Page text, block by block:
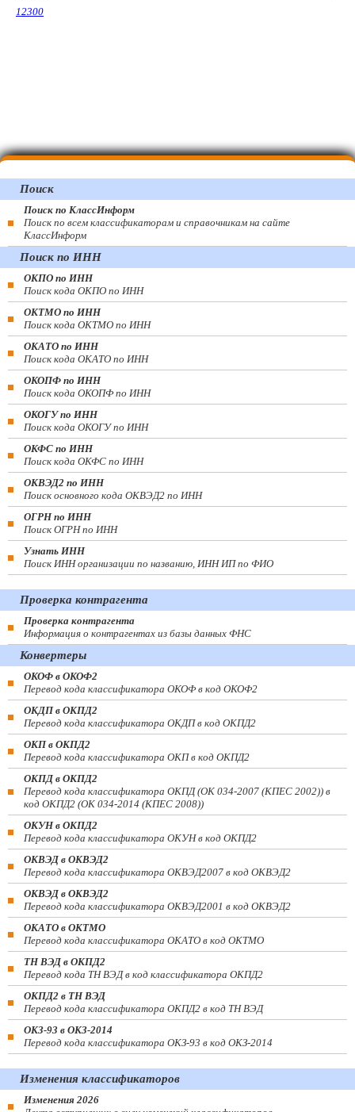
12300
Поиск
Поиск по КлассИнформ
Поиск по всем классификаторам и справочникам на сайте
КлассИнформ
Поиск по ИНН
ОКПО по ИНН
Поиск кода ОКПО по ИНН
ОКТМО по ИНН
Поиск кода ОКТМО по ИНН
ОКАТО по ИНН
Поиск кода ОКАТО по ИНН
ОКОПФ по ИНН
Поиск кода ОКОПФ по ИНН
ОКОГУ по ИНН
Поиск кода ОКОГУ по ИНН
ОКФС по ИНН
Поиск кода ОКФС по ИНН
ОКВЭД2 по ИНН
Поиск основного кода ОКВЭД2 по ИНН
ОГРН по ИНН
Поиск ОГРН по ИНН
Узнать ИНН
Поиск ИНН организации по названию, ИНН ИП по ФИО
Проверка контрагента
Проверка контрагента
Информация о контрагентах из базы данных ФНС
Конвертеры
ОКОФ в ОКОФ2
Перевод кода классификатора ОКОФ в код ОКОФ2
ОКДП в ОКПД2
Перевод кода классификатора ОКДП в код ОКПД2
ОКП в ОКПД2
Перевод кода классификатора ОКП в код ОКПД2
ОКПД в ОКПД2
Перевод кода классификатора ОКПД (ОК 034-2007 (КПЕС 2002)) в
код ОКПД2 (ОК 034-2014 (КПЕС 2008))
ОКУН в ОКПД2
Перевод кода классификатора ОКУН в код ОКПД2
ОКВЭД в ОКВЭД2
Перевод кода классификатора ОКВЭД2007 в код ОКВЭД2
ОКВЭД в ОКВЭД2
Перевод кода классификатора ОКВЭД2001 в код ОКВЭД2
ОКАТО в ОКТМО
Перевод кода классификатора ОКАТО в код ОКТМО
ТН ВЭД в ОКПД2
Перевод кода ТН ВЭД в код классификатора ОКПД2
ОКПД2 в ТН ВЭД
Перевод кода классификатора ОКПД2 в код ТН ВЭД
ОКЗ-93 в ОКЗ-2014
Перевод кода классификатора ОКЗ-93 в код ОКЗ-2014
Изменения классификаторов
Изменения 2026